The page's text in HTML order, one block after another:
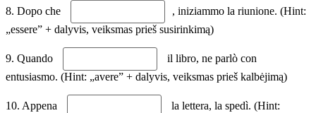
8. Dopo che
, iniziammo la riunione. (Hint:
„essere” + dalyvis, veiksmas prieš susirinkimą)
9. Quando
il libro, ne parlò con
entusiasmo. (Hint: „avere” + dalyvis, veiksmas prieš kalbėjimą)
10. Appena
la lettera, la spedì. (Hint: